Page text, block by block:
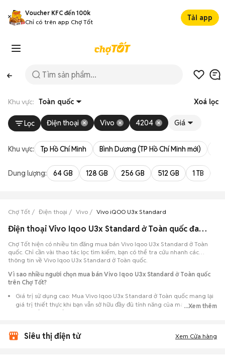
Voucher KFC đến 100k
Chỉ có trên app Chợ Tốt
Tải app
Khu vực: Toàn quốc Xoá lọc
Lọc Điện thoại Vivo 4204 Giá
Khu vực: Tp Hồ Chí Minh Bình Dương (TP Hồ Chí Minh mới)
Dung lượng: 64 GB 128 GB 256 GB 512 GB 1 TB
Chợ Tốt Điện thoại Vivo Vivo iQOO U3x Standard
Điện thoại Vivo Iqoo U3x Standard ở Toàn quốc đang bán 08/2026
Chợ Tốt hiện có nhiều tin đăng mua bán Vivo Iqoo U3x Standard ở Toàn
quốc. Chỉ cần vài thao tác lọc tìm kiếm, bạn có thể tra cứu nhanh các
thông tin về Vivo Iqoo U3x Standard ở Toàn quốc.
Vì sao nhiều người chọn mua bán Vivo Iqoo U3x Standard ở Toàn quốc
trên Chợ Tốt?
Giá trị sử dụng cao: Mua Vivo Iqoo U3x Standard ở Toàn quốc mang lại
giá trị thiết thực khi bạn vẫn sở hữu đầy đủ tính năng của máy nhưng với
chi phí đầu tư thấp hơn máy đập hộp.
U3x Standard ở Toàn quốc, đáp ứng từ nhu cầu cần máy đẹp keng đến
máy chỉ cần hoạt động ổn định.
...Xem thêm
Siêu thị điện tử Xem Cửa hàng